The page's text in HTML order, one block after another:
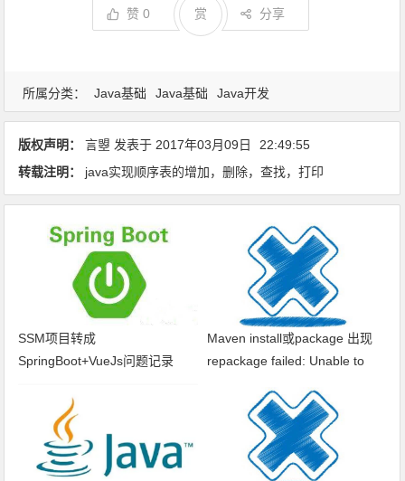
赞0 分享
赏
所属分类： Java基础 Java基础 Java开发
版权声明： 言曌 发表于 2017年03月09日
22:49:55
转载注明：
java实现顺序表的增加，删除，查找，打印
SSM项目转成
SpringBoot+VueJs问题记录
Maven install或package 出现
repackage failed: Unable to